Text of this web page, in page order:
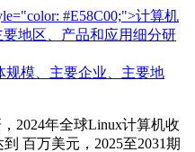
规模、主要企业、主要地
2024年全球Linux计算机收
百万美元，2025至2031期